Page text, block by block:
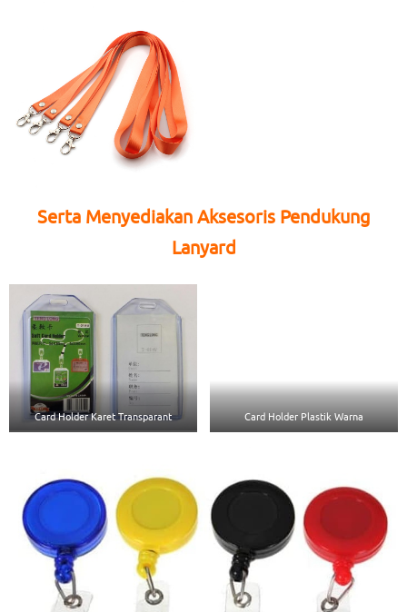
Serta Menyediakan Aksesoris Pendukung
Lanyard
Card Holder Karet Transparant Card Holder Plastik Warna